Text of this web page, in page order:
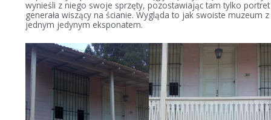
wynieśli z niego swoje sprzęty, pozostawiając tam tylko portret
generała wiszący na ścianie. Wygląda to jak swoiste muzeum z
jednym jedynym eksponatem.